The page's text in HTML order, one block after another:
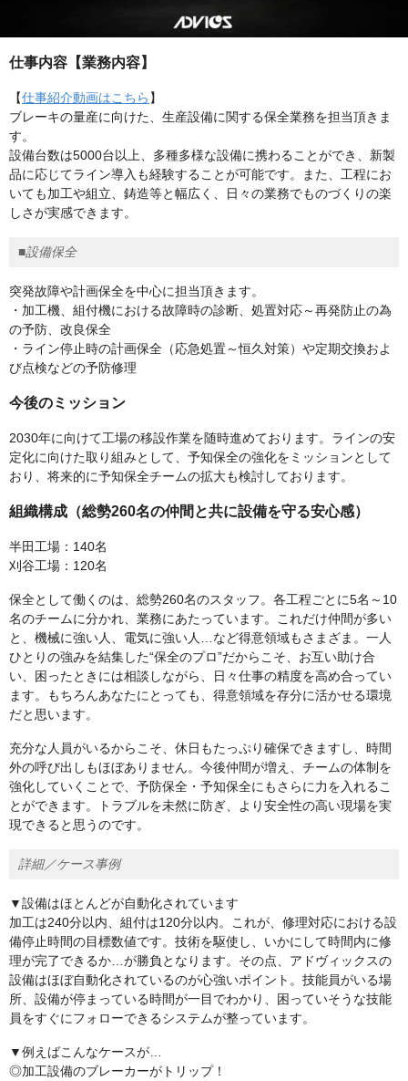
仕事内容【業務内容】
【仕事紹介動画はこちら 】
ブレーキの量産に向けた、生産設備に関する保全業務を担当頂きま
す。
設備台数は5000台以上、多種多様な設備に携わることができ、新製
品に応じてライン導入も経験することが可能です。また、工程にお
いても加工や組立、鋳造等と幅広く、日々の業務でものづくりの楽
しさが実感できます。
■設備保全
突発故障や計画保全を中心に担当頂きます。
・加工機、組付機における故障時の診断、処置対応～再発防止の為
の予防、改良保全
・ライン停止時の計画保全（応急処置～恒久対策）や定期交換およ
び点検などの予防修理
今後のミッション
2030年に向けて工場の移設作業を随時進めております。ラインの安
定化に向けた取り組みとして、予知保全の強化をミッションとして
おり、将来的に予知保全チームの拡大も検討しております。
組織構成（総勢260名の仲間と共に設備を守る安心感）
半田工場：140名
刈谷工場：120名
保全として働くのは、総勢260名のスタッフ。各工程ごとに5名～10
名のチームに分かれ、業務にあたっています。これだけ仲間が多い
と、機械に強い人、電気に強い人…など得意領域もさまざま。一人
ひとりの強みを結集した“保全のプロ”だからこそ、お互い助け合
い、困ったときには相談しながら、日々仕事の精度を高め合ってい
ます。もちろんあなたにとっても、得意領域を存分に活かせる環境
だと思います。
充分な人員がいるからこそ、休日もたっぷり確保できますし、時間
外の呼び出しもほぼありません。今後仲間が増え、チームの体制を
強化していくことで、予防保全・予知保全にもさらに力を入れるこ
とができます。トラブルを未然に防ぎ、より安全性の高い現場を実
現できると思うのです。
詳細／ケース事例
▼設備はほとんどが自動化されています
加工は240分以内、組付は120分以内。これが、修理対応における設
備停止時間の目標数値です。技術を駆使し、いかにして時間内に修
理が完了できるか…が勝負となります。その点、アドヴィックスの
設備はほぼ自動化されているのが心強いポイント。技能員がいる場
所、設備が停まっている時間が一目でわかり、困っていそうな技能
員をすぐにフォローできるシステムが整っています。
▼例えばこんなケースが…
◎加工設備のブレーカーがトリップ！